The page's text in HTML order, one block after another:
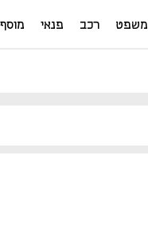
משפט רכב פנאי מוסף